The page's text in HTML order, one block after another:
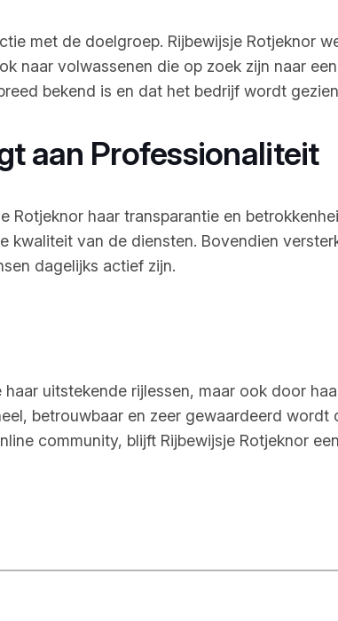
met de doelgroep. Rijbewijsje Rotjeknor
naar volwassenen die op zoek zijn naar
bekend is en dat het bedrijf wordt
aan Professionaliteit
haar transparantie en
kwaliteit van de diensten. Bovendien
dagelijks actief zijn.
uitstekende rijlessen, maar ook door
betrouwbaar en zeer gewaardeerd
community, blijft Rijbewijsje Rotjeknor